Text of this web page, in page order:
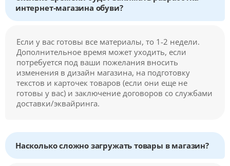
интернет-магазина обуви?
Если у вас готовы все материалы, то 1-2 недели.
Дополнительное время может уходить, если
потребуется под ваши пожелания вносить
изменения в дизайн магазина, на подготовку
текстов и карточек товаров (если они еще не
готовы у вас) и заключение договоров со службами
доставки/эквайринга.
Насколько сложно загружать товары в магазин?